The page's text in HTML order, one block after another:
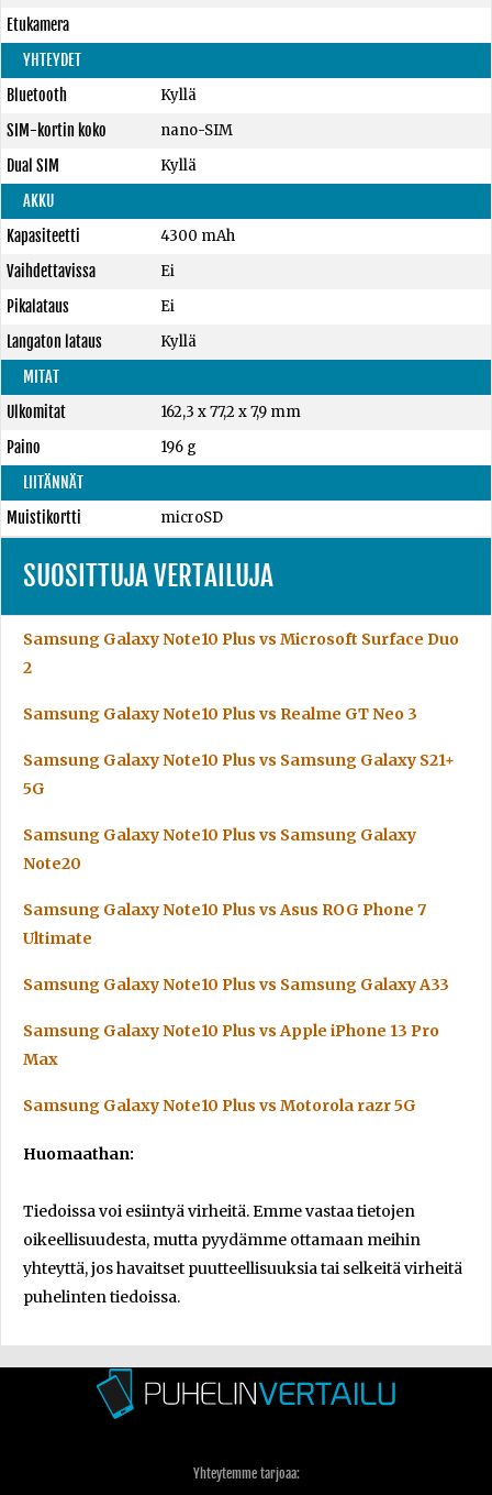
Etukamera
YHTEYDET
Bluetooth
Kyllä
SIM-kortin koko
nano-SIM
Dual SIM
Kyllä
AKKU
Kapasiteetti
4300 mAh
Vaihdettavissa
Ei
Pikalataus
Ei
Langaton lataus
Kyllä
MITAT
Ulkomitat
162,3 x 77,2 x 7,9 mm
Paino
196 g
LIITÄNNÄT
Muistikortti
microSD
SUOSITTUJA VERTAILUJA
Samsung Galaxy Note10 Plus vs Microsoft Surface Duo
2
Samsung Galaxy Note10 Plus vs Realme GT Neo 3
Samsung Galaxy Note10 Plus vs Samsung Galaxy S21+
5G
Samsung Galaxy Note10 Plus vs Samsung Galaxy
Note20
Samsung Galaxy Note10 Plus vs Asus ROG Phone 7
Ultimate
Samsung Galaxy Note10 Plus vs Samsung Galaxy A33
Samsung Galaxy Note10 Plus vs Apple iPhone 13 Pro
Max
Samsung Galaxy Note10 Plus vs Motorola razr 5G
Huomaathan:
Tiedoissa voi esiintyä virheitä. Emme vastaa tietojen
oikeellisuudesta, mutta pyydämme ottamaan meihin
yhteyttä, jos havaitset puutteellisuuksia tai selkeitä virheitä
puhelinten tiedoissa.
Yhteytemme tarjoaa: